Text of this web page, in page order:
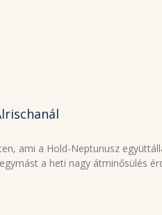
ami a Hold-Neptunusz
a heti nagy átminősülés